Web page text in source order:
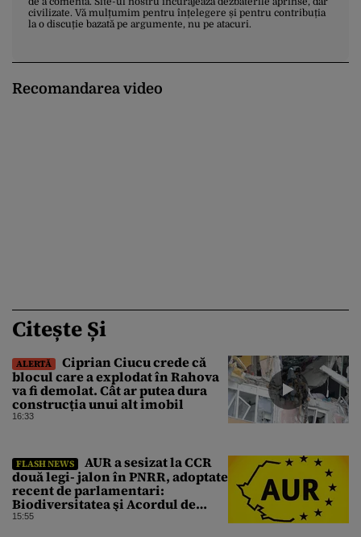
civilizate. Vă mulțumim pentru înțelegere și pentru contribuția
la o discuție bazată pe argumente, nu pe atacuri.
Recomandarea video
Citește Și
ALERTĂ
Ciprian Ciucu crede că
blocul care a explodat în Rahova
va fi demolat. Cât ar putea dura
construcția unui alt imobil
16:33
FLASH NEWS
AUR a sesizat la CCR
două legi- jalon în PNRR, adoptate
recent de parlamentari:
Biodiversitatea şi Acordul de
împrumut cu BIRD
15:55